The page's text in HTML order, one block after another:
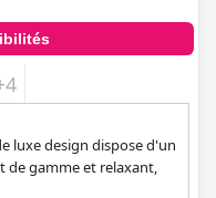
luxe design dispose d'un
de gamme et relaxant,